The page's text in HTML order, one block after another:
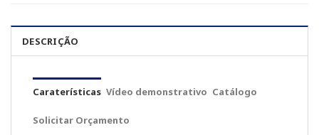
DESCRIÇÃO
Caraterísticas Vídeo demonstrativo Catálogo
Solicitar Orçamento